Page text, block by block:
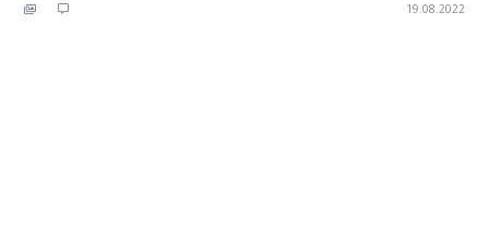
19.08.2022